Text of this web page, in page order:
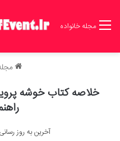
مجله خانواده
خلاصه کتاب خوشه
آخرین به روز رسانی: 12 آبان